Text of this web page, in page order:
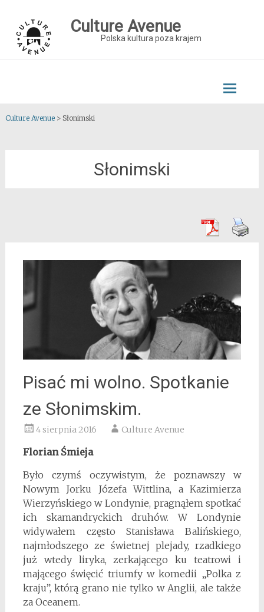
content
Culture Avenue
Polska kultura poza krajem
Culture Avenue> Słonimski
Słonimski
Pisać mi wolno. Spotkanie
ze Słonimskim.
4 sierpnia 2016 Culture Avenue
Florian Śmieja
Było czymś oczywistym, że poznawszy w
Nowym Jorku Józefa Wittlina, a Kazimierza
Wierzyńskiego w Londynie, pragnąłem spotkać
ich skamandryckich druhów. W Londynie
widywałem często Stanisława Balińskiego,
najmłodszego ze świetnej plejady, rzadkiego
już wtedy liryka, zerkającego ku teatrowi i
mającego święcić triumfy w komedii „Polka z
kraju”, którą grano nie tylko w Anglii, ale także
za Oceanem.